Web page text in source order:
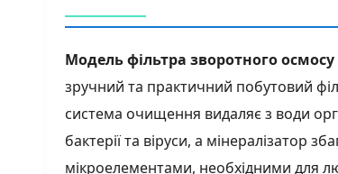
Модель фільтра зворотного осмосу
зручний та практичний побутовий
система очищення видаляє з води
бактерії та віруси, а мінералізатор
мікроелементами, необхідними для